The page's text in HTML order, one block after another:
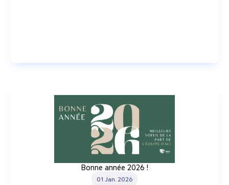
Bonne année 2026 !
01 Jan. 2026